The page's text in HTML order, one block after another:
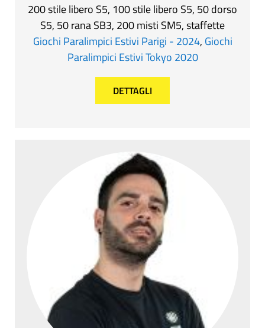
200 stile libero S5, 100 stile libero S5, 50 dorso
S5, 50 rana SB3, 200 misti SM5, staffette
Giochi Paralimpici Estivi Parigi - 2024, Giochi
Paralimpici Estivi Tokyo 2020
DETTAGLI